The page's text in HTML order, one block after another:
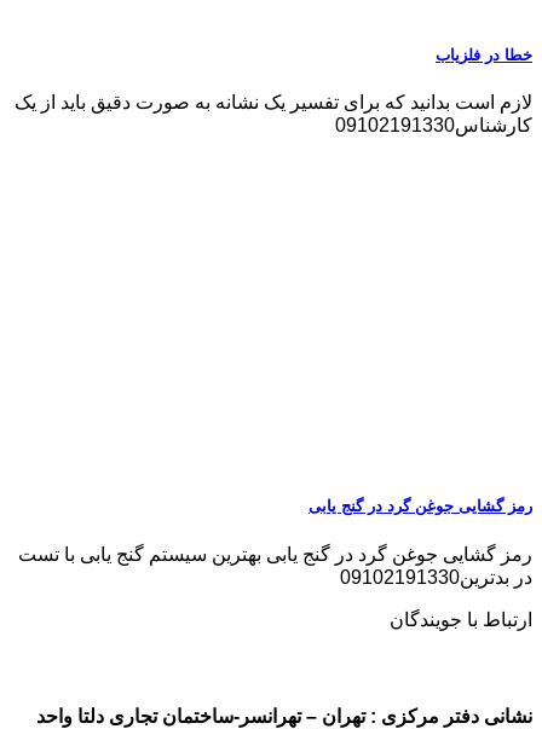
خطا در فلزیاب
لازم است بدانید که برای تفسیر یک نشانه به صورت دقیق باید از یک
کارشناس09102191330
رمز گشایی جوغن گرد در گنج یابی
رمز گشایی جوغن گرد در گنج یابی بهترین سیستم گنج یابی با تست
در بدترین09102191330
ارتباط با جویندگان
نشانی دفتر مرکزی : تهران – تهرانسر-ساختمان تجاری دلتا واحد